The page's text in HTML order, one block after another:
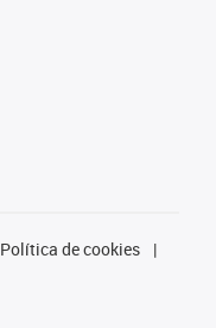
Política de cookies